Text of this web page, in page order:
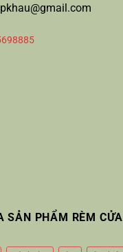
SẢN PHẨM RÈM CỬA